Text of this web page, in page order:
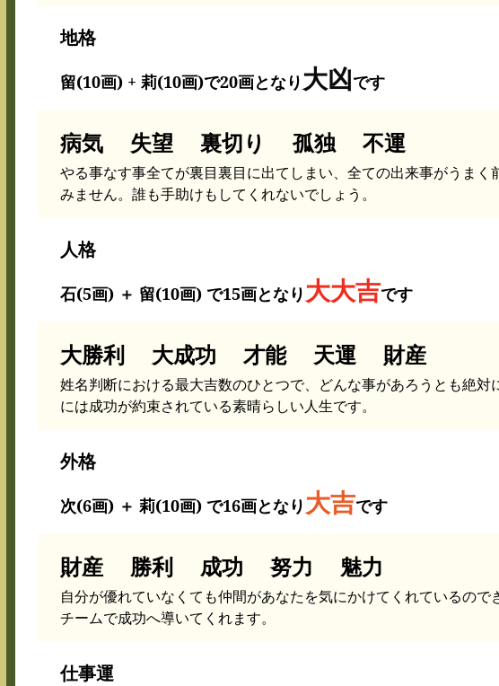
地格
留(10画) + 莉(10画)で20画となり 大凶です
病気 失望 裏切り 孤独 不運
やる事なす事全てが裏目裏目に出てしまい、全ての出来事がうまく
みません。誰も手助けもしてくれないでしょう。
人格
石(5画) ＋ 留(10画) で15画となり 大大吉です
大勝利 大成功 才能 天運 財産
姓名判断における最大吉数のひとつで、どんな事があろうとも絶対
には成功が約束されている素晴らしい人生です。
外格
次(6画) ＋ 莉(10画) で16画となり 大吉です
財産 勝利 成功 努力 魅力
自分が優れていなくても仲間があなたを気にかけてくれているので
チームで成功へ導いてくれます。
仕事運